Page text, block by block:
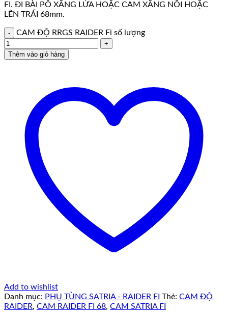
FI. ĐI BÀI PÔ XĂNG LỬA HOẶC CAM XĂNG NỒI HOẶC
LÊN TRÁI 68mm.
CAM ĐỘ RRGS RAIDER Fi số lượng
Thêm vào giỏ hàng
Add to wishlist
Danh mục: PHỤ TÙNG SATRIA - RAIDER FI Thẻ: CAM ĐỘ
RAIDER, CAM RAIDER FI 68, CAM SATRIA FI